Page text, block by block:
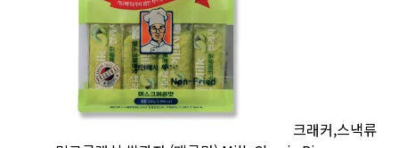
크래커,스낵류